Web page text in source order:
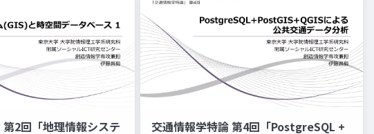
2回「地理情報システ
交通情報学特論 第4回「PostgreSQL +